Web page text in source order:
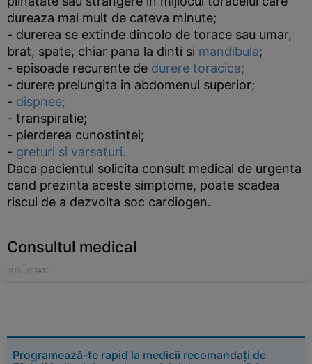
dureaza mai mult de cateva minute;
- durerea se extinde dincolo de torace sau umar,
brat, spate, chiar pana la dinti si mandibula;
- episoade recurente de durere toracica;
- durere prelungita in abdomenul superior;
- dispnee;
- transpiratie;
- pierderea cunostintei;
- greturi si varsaturi.
Daca pacientul solicita consult medical de urgenta
cand prezinta aceste simptome, poate scadea
riscul de a dezvolta soc cardiogen.
Consultul medical
Programează-te rapid la medicii recomandați de